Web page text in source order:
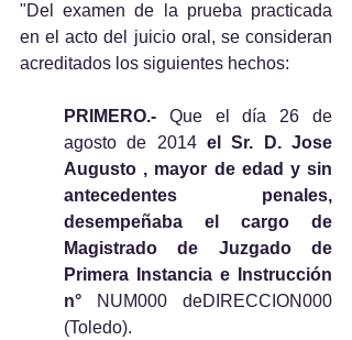
"Del examen de la prueba practicada
en el acto del juicio oral, se consideran
acreditados los siguientes hechos:
PRIMERO.- Que el día 26 de
agosto de 2014 el Sr. D. Jose
Augusto , mayor de edad y sin
antecedentes penales,
desempeñaba el cargo de
Magistrado de Juzgado de
Primera Instancia e Instrucción
n°
NUM000 deDIRECCION000
(Toledo).